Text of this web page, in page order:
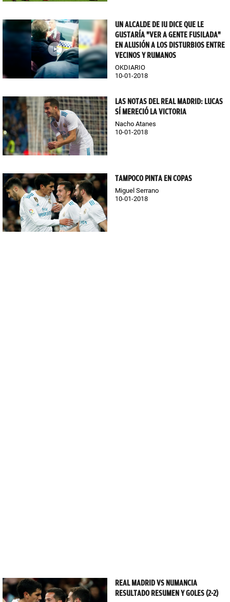
UN ALCALDE DE IU DICE QUE LE
GUSTARÍA "VER A GENTE FUSILADA"
EN ALUSIÓN A LOS DISTURBIOS ENTRE
VECINOS Y RUMANOS
OKDIARIO
10-01-2018
LAS NOTAS DEL REAL MADRID: LUCAS
SÍ MERECIÓ LA VICTORIA
Nacho Atanes
10-01-2018
TAMPOCO PINTA EN COPAS
Miguel Serrano
10-01-2018
REAL MADRID VS NUMANCIA
RESULTADO RESUMEN Y GOLES (2-2)